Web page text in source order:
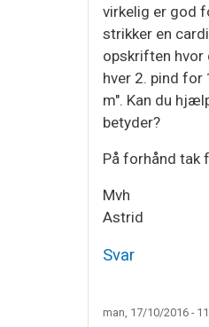
virkelig er god
strikker en
opskriften hvor
hver 2. pind for
m". Kan du
betyder?
På forhånd tak
Mvh
Astrid
Svar
man, 17/10/2016 -